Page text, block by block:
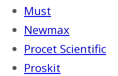
Must
Newmax
Procet Scientific
Proskit